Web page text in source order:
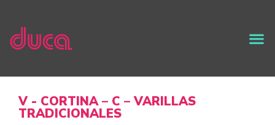
V - CORTINA – C – VARILLAS
TRADICIONALES